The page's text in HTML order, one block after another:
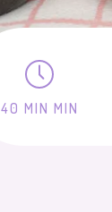
40 MIN MIN